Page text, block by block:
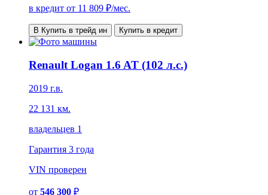
в кредит от 11 809 ₽/мес.
В Купить в трейд ин Купить в кредит
Renault Logan 1.6 AT (102 л.с.)
2019 г.в.
22 131 км.
владельцев 1
Гарантия 3 года
VIN проверен
от 546 300 ₽